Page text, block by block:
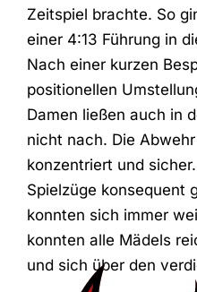
Zeitspiel brachte. So
einer 4:13 Führung in
Nach einer kurzen
positionellen
Damen ließen auch in
nicht nach. Die
konzentriert und
Spielzüge konsequent
konnten sich immer
konnten alle Mädels
und sich über den